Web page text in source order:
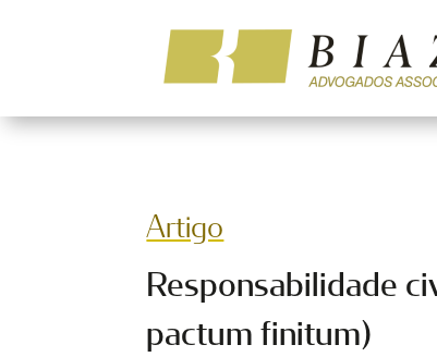
Artigo
Responsabilidade
pactum finitum)